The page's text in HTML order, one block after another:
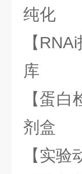
纯化
【
库
【蛋
剂盒
【实